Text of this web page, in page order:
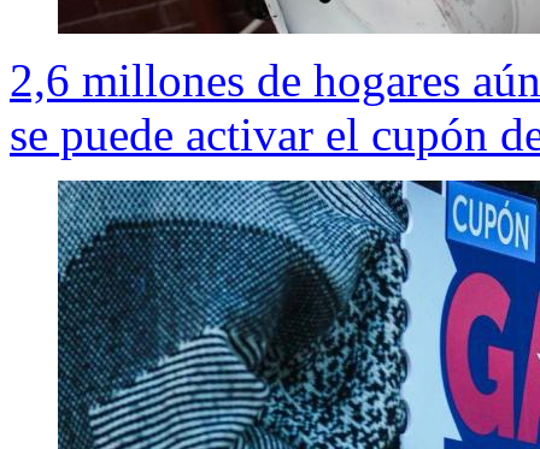
2,6 millones de hogares
se puede activar el cupón